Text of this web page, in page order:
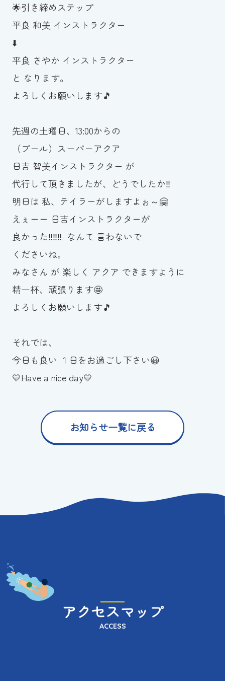
スイミングスクールの
体験申し込みはこちら!
🌟引き締めステップ
平良 和美 インストラクター
⬇️
平良 さやか インストラクター
と なります。
よろしくお願いします🎵
先週の土曜日、13:00からの
（プール）スーパーアクア
日吉 智美インストラクター が
代行して頂きましたが、どうでしたか‼️
明日は 私、テイラーがしますよぉ～🤗
えぇーー 日吉インストラクターが
良かった‼️‼️‼️ なんて 言わないで
くださいね。
みなさん が 楽しく アクア できますように
精一杯、頑張ります🤩
よろしくお願いします🎵
それでは、
今日も良い １日をお過ごし下さい😀
💛Have a nice day💛
お知らせ一覧に戻る
アクセスマップ
ACCESS